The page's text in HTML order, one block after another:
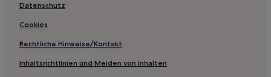
Haustierfreundliche in Vantaa
Datenschutz
Cookies
Rechtliche Hinweise/Kontakt
Inhaltsrichtlinien und Melden von Inhalten